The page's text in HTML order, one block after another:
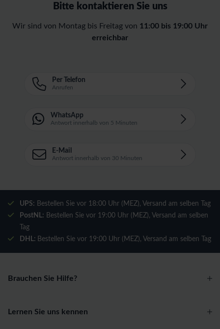
Bitte kontaktieren Sie uns
Wir sind von Montag bis Freitag von 11:00 bis 19:00 Uhr
erreichbar
Per Telefon
Anrufen
WhatsApp
Antwort innerhalb von 5 Minuten
E-Mail
Antwort innerhalb von 30 Minuten
UPS: Bestellen Sie vor 18:00 Uhr (MEZ), Versand am selben Tag
PostNL: Bestellen Sie vor 19:00 Uhr (MEZ), Versand am selben
Tag
DHL: Bestellen Sie vor 19:00 Uhr (MEZ), Versand am selben Tag
Brauchen Sie Hilfe?
Lernen Sie uns kennen